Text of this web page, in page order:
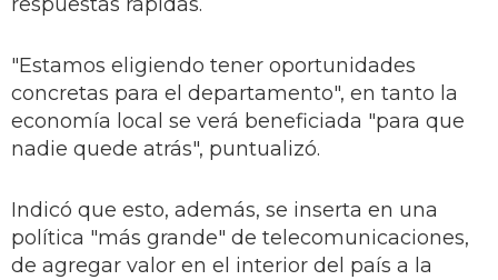
"Estamos eligiendo tener oportunidades
concretas para el departamento", en tanto la
economía local se verá beneficiada "para que
nadie quede atrás", puntualizó.
Indicó que esto, además, se inserta en una
política "más grande" de telecomunicaciones,
de agregar valor en el interior del país a la